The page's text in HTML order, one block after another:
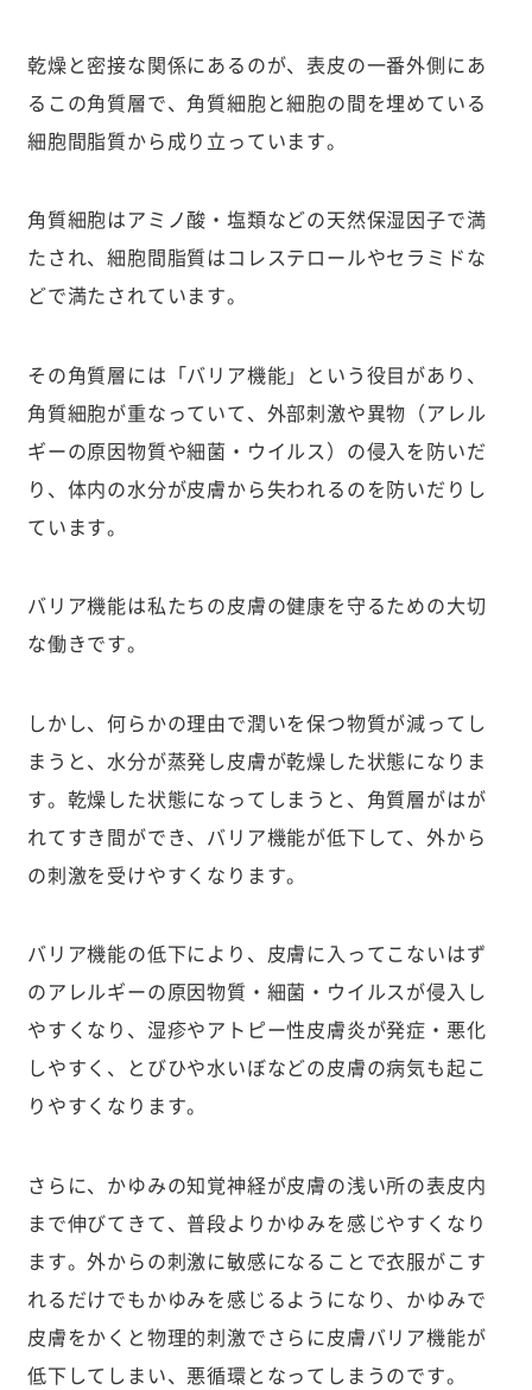
乾燥と密接な関係にあるのが、表皮の一番外側にあ
るこの角質層で、角質細胞と細胞の間を埋めている
細胞間脂質から成り立っています。
角質細胞はアミノ酸・塩類などの天然保湿因子で満
たされ、細胞間脂質はコレステロールやセラミドな
どで満たされています。
その角質層には「バリア機能」という役目があり、
角質細胞が重なっていて、外部刺激や異物（アレル
ギーの原因物質や細菌・ウイルス）の侵入を防いだ
り、体内の水分が皮膚から失われるのを防いだりし
ています。
バリア機能は私たちの皮膚の健康を守るための大切
な働きです。
しかし、何らかの理由で潤いを保つ物質が減ってし
まうと、水分が蒸発し皮膚が乾燥した状態になりま
す。乾燥した状態になってしまうと、角質層がはが
れてすき間ができ、バリア機能が低下して、外から
の刺激を受けやすくなります。
バリア機能の低下により、皮膚に入ってこないはず
のアレルギーの原因物質・細菌・ウイルスが侵入し
やすくなり、湿疹やアトピー性皮膚炎が発症・悪化
しやすく、とびひや水いぼなどの皮膚の病気も起こ
りやすくなります。
さらに、かゆみの知覚神経が皮膚の浅い所の表皮内
まで伸びてきて、普段よりかゆみを感じやすくなり
ます。外からの刺激に敏感になることで衣服がこす
れるだけでもかゆみを感じるようになり、かゆみで
皮膚をかくと物理的刺激でさらに皮膚バリア機能が
低下してしまい、悪循環となってしまうのです。